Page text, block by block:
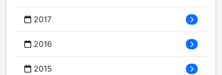
2017
2016
2015